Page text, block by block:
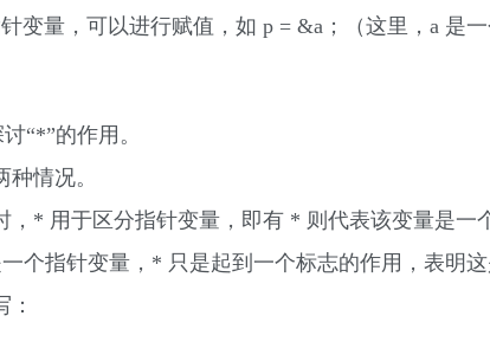
变量，可以进行赋值，如 p = &a；（这里，a 是
“*”的作用。
情况。
，* 用于区分指针变量，即有 * 则代表该变量是一
个指针变量，* 只是起到一个标志的作用，表明这